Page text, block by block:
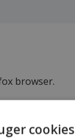
browser.
cookies